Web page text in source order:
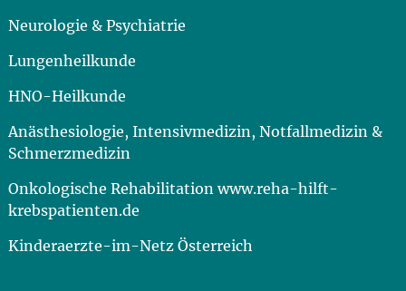
Neurologie & Psychiatrie
Lungenheilkunde
HNO-Heilkunde
Anästhesiologie, Intensivmedizin, Notfallmedizin &
Schmerzmedizin
Onkologische Rehabilitation www.reha-hilft-
krebspatienten.de
Kinderaerzte-im-Netz Österreich